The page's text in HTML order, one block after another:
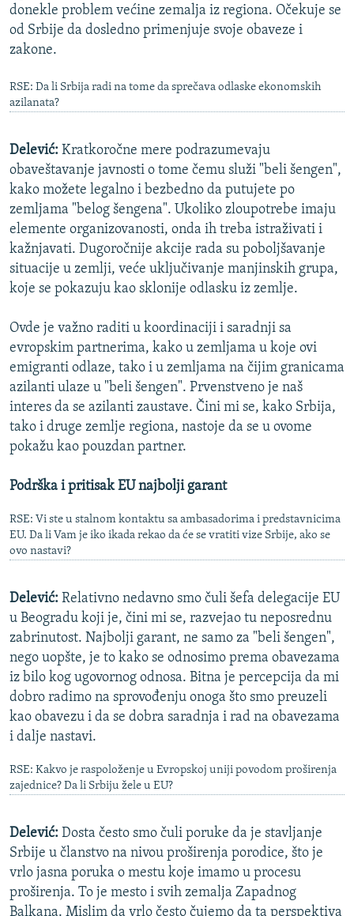
donekle problem većine zemalja iz regiona. Očekuje se
od Srbije da dosledno primenjuje svoje obaveze i
zakone.
RSE: Da li Srbija radi na tome da sprečava odlaske ekonomskih
azilanata?
Delević: Kratkoročne mere podrazumevaju
obaveštavanje javnosti o tome čemu služi "beli šengen",
kako možete legalno i bezbedno da putujete po
zemljama "belog šengena". Ukoliko zloupotrebe imaju
elemente organizovanosti, onda ih treba istraživati i
kažnjavati. Dugoročnije akcije rada su poboljšavanje
situacije u zemlji, veće uključivanje manjinskih grupa,
koje se pokazuju kao sklonije odlasku iz zemlje.
Ovde je važno raditi u koordinaciji i saradnji sa
evropskim partnerima, kako u zemljama u koje ovi
emigranti odlaze, tako i u zemljama na čijim granicama
azilanti ulaze u "beli šengen". Prvenstveno je naš
interes da se azilanti zaustave. Čini mi se, kako Srbija,
tako i druge zemlje regiona, nastoje da se u ovome
pokažu kao pouzdan partner.
Podrška i pritisak EU najbolji garant
RSE: Vi ste u stalnom kontaktu sa ambasadorima i predstavnicima
EU. Da li Vam je iko ikada rekao da će se vratiti vize Srbije, ako se
ovo nastavi?
Delević: Relativno nedavno smo čuli šefa delegacije EU
u Beogradu koji je, čini mi se, razvejao tu neposrednu
zabrinutost. Najbolji garant, ne samo za "beli šengen",
nego uopšte, je to kako se odnosimo prema obavezama
iz bilo kog ugovornog odnosa. Bitna je percepcija da mi
dobro radimo na sprovođenju onoga što smo preuzeli
kao obavezu i da se dobra saradnja i rad na obavezama
i dalje nastavi.
RSE: Kakvo je raspoloženje u Evropskoj uniji povodom proširenja
zajednice? Da li Srbiju žele u EU?
Delević: Dosta često smo čuli poruke da je stavljanje
Srbije u članstvo na nivou proširenja porodice, što je
vrlo jasna poruka o mestu koje imamo u procesu
proširenja. To je mesto i svih zemalja Zapadnog
Balkana. Mislim da vrlo često čujemo da ta perspektiva